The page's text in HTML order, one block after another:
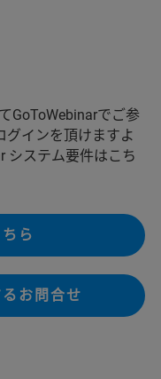
GoToWebinarでご参
グインを頂けますよ
システム要件はこち
ら
お問合せ